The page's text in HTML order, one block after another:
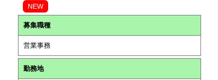
NEW
募集職種
営業事務
勤務地